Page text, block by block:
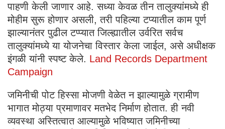
पाहणी केली जाणार आहे. सध्या केवळ तीन तालुक्यांमध्ये ही
मोहीम सुरू होणार असली, तरी पहिल्या टप्यातील काम पूर्ण
झाल्यानंतर पुढील टप्प्यात जिल्ह्यातील उर्वरित सर्वच
तालुक्यांमध्ये या योजनेचा विस्तार केला जाईल, असे अधीक्षक
इंगळी यांनी स्पष्ट केले. Land Records Department
Campaign
जमिनीची पोट हिस्सा मोजणी वेळेत न झाल्यामुळे ग्रामीण
भागात मोठ्या प्रमाणावर मतभेद निर्माण होतात. ही नवी
व्यवस्था अस्तित्वात आल्यामुळे भविष्यात जमिनीच्या